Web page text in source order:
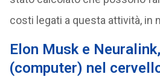
costi legati a questa attività, in
Elon Musk e
(computer) nel